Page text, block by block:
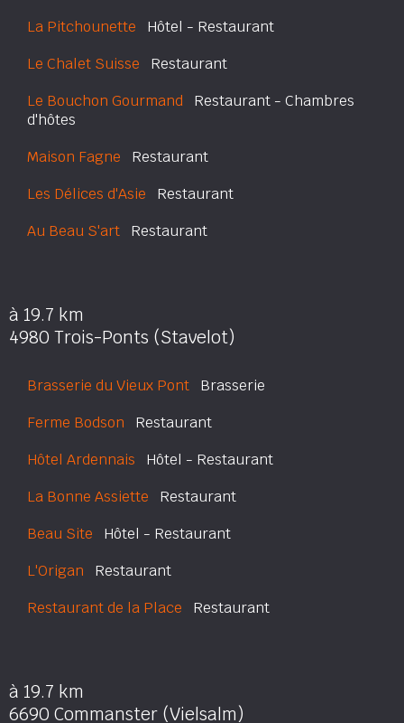
La Pitchounette Hôtel - Restaurant
Le Chalet Suisse Restaurant
Le Bouchon Gourmand Restaurant - Chambres
d'hôtes
Maison Fagne Restaurant
Les Délices d'Asie Restaurant
Au Beau S'art Restaurant
à 19.7 km
4980 Trois-Ponts (Stavelot)
Brasserie du Vieux Pont Brasserie
Ferme Bodson Restaurant
Hôtel Ardennais Hôtel - Restaurant
La Bonne Assiette Restaurant
Beau Site Hôtel - Restaurant
L'Origan Restaurant
Restaurant de la Place Restaurant
à 19.7 km
6690 Commanster (Vielsalm)